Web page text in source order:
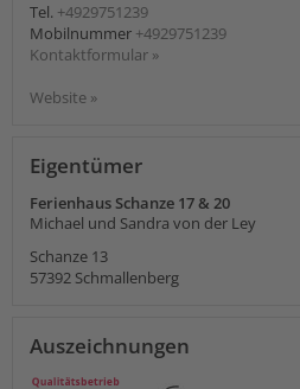
Tel. +4929751239
Mobilnummer +4929751239
Kontaktformular »
Website »
Eigentümer
Ferienhaus Schanze 17 & 20
Michael und Sandra von der Ley
Schanze 13
57392 Schmallenberg
Auszeichnungen